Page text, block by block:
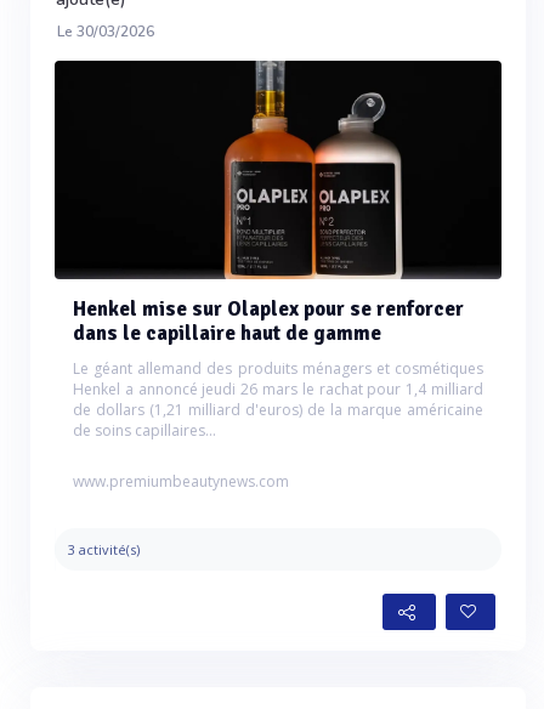
Le 30/03/2026
Henkel mise sur Olaplex pour se renforcer
dans le capillaire haut de gamme
Le géant allemand des produits ménagers et cosmétiques
Henkel a annoncé jeudi 26 mars le rachat pour 1,4 milliard
de dollars (1,21 milliard d'euros) de la marque américaine
de soins capillaires...
www.premiumbeautynews.com
3 activité(s)